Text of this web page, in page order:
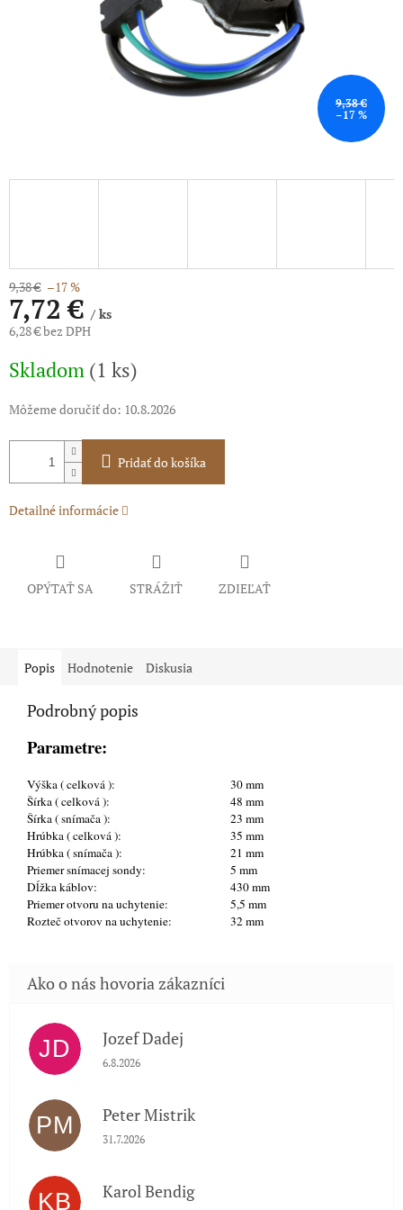
9,38 €
–17 %
9,38 € –17 %
7,72 €/ ks
6,28 € bez DPH
cena:
Skladom (1 ks)
Môžeme doručiť do: 10.8.2026
Pridať do košíka
Detailné informácie
OPÝTAŤ SA STRÁŽIŤ ZDIEĽAŤ
Popis Hodnotenie Diskusia
Podrobný popis
Parametre:
Výška ( celková ):
30 mm
Šírka ( celková ):
48 mm
Šírka ( snímača ):
23 mm
Hrúbka ( celková ):
35 mm
Hrúbka ( snímača ):
21 mm
Priemer snímacej sondy:
5 mm
Dĺžka káblov:
430 mm
Priemer otvoru na uchytenie:
5,5 mm
Rozteč otvorov na uchytenie:
32 mm
JD Jozef Dadej
Hodnotenie obchodu je 5 z 5 hviezdičiek.
6.8.2026
PM Peter Mistrik
Hodnotenie obchodu je 5 z 5 hviezdičiek.
31.7.2026
KB Karol Bendig